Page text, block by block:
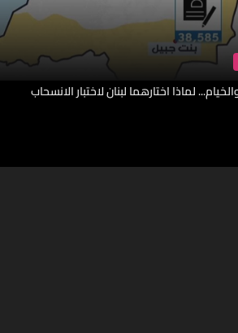
لماذا اختارهما لبنان لاختبار الانسحاب